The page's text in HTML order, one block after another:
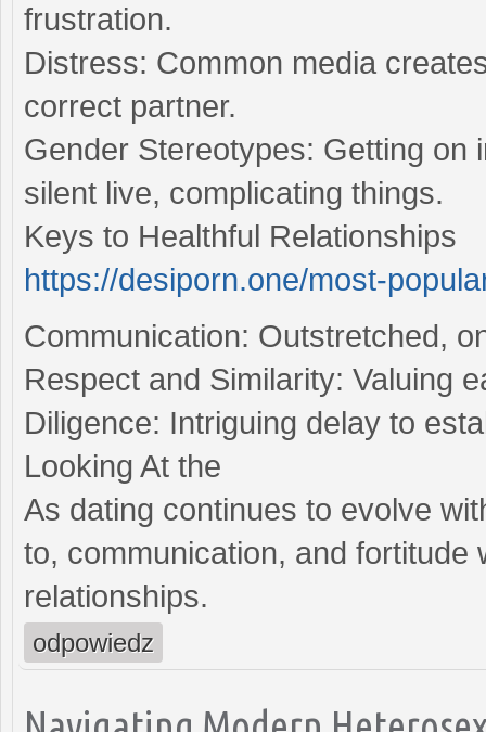
frustration.
Distress: Common media
correct partner.
Gender Stereotypes: Getting on
silent live, complicating things.
Keys to Healthful Relationships
https://desiporn.one/most-
Communication: Outstretched,
Respect and Similarity: Valuing
Diligence: Intriguing delay to
Looking At the
As dating continues to evolve
to, communication, and
relationships.
odpowiedz